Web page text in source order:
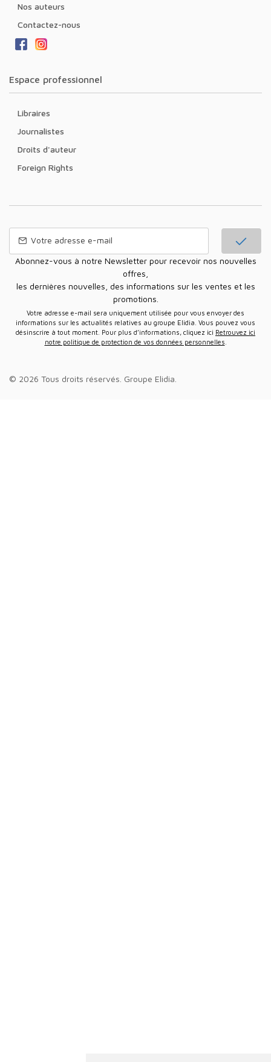
Nos auteurs
Contactez-nous
Espace professionnel
Libraires
Journalistes
Droits d'auteur
Foreign Rights
Abonnez-vous à notre Newsletter pour recevoir nos nouvelles
offres,
les dernières nouvelles, des informations sur les ventes et les
promotions.
Votre adresse e-mail sera uniquement utilisée pour vous envoyer des
informations sur les actualités relatives au groupe Elidia. Vous pouvez vous
désinscrire à tout moment. Pour plus d’informations, cliquez ici Retrouvez ici
notre politique de protection de vos données personnelles
© 2026 Tous droits réservés. Groupe Elidia